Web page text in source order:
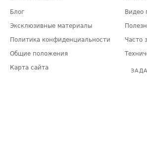
Блог
Эксклюзивные материалы
Политика конфиденциальности
Общие положения
Карта сайта
Видео
Часто